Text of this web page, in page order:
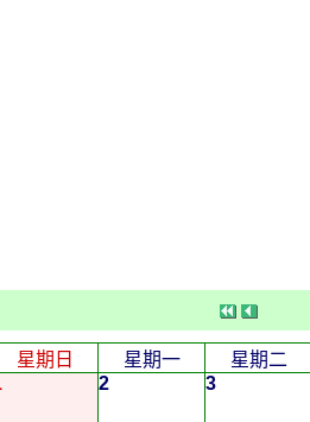
星期日 星期一
星期二
2 3